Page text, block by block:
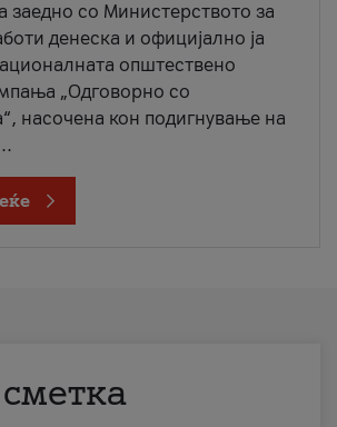
заедно со Министерството за
денеска и официјално ја
општествено
„Одговорно со
насочена кон подигнување на